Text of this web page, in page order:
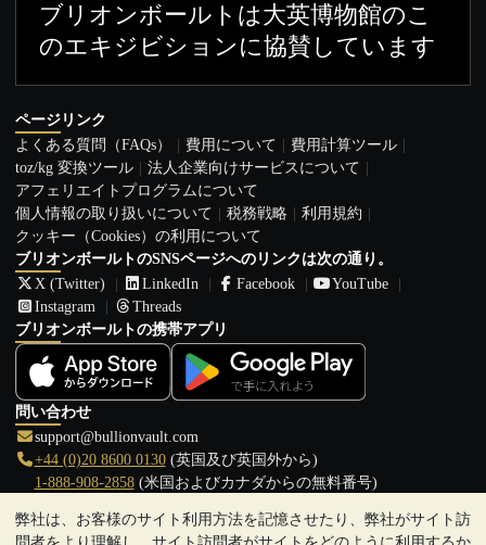
弊社は、お客様のサイト利用方法を記憶させたり、弊社がサイト訪
ブリオンボールトは大英博物館のこ
のエキジビションに協賛しています
ページリンク
よくある質問（FAQs）
費用について
費用計算ツール
toz/kg 変換ツール
法人企業向けサービスについて
アフェリエイトプログラムについて
個人情報の取り扱いについて
税務戦略
利用規約
クッキー（Cookies）の利用について
ブリオンボールトのSNSページへのリンクは次の通り。
X (Twitter)
LinkedIn Facebook
YouTube
Instagram
Threads
ブリオンボールトの携帯アプリ
問い合わせ
support@bullionvault.com
+44 (0)20 8600 0130(英国及び英国外から)
1-888-908-2858(米国およびカナダからの無料番号)
クリックして通話を開始